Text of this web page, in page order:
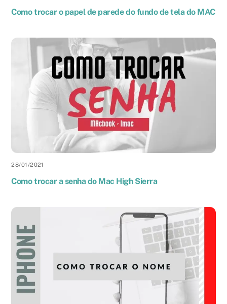
Como trocar o papel de parede do fundo de tela do MAC
28/01 /2021
Como trocar a senha do Mac High Sierra